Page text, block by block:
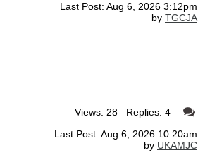
Last Post: Aug 6, 2026 3:12pm
by TGCJA
Views: 28 Replies: 4
Last Post: Aug 6, 2026 10:20am
by UKAMJC